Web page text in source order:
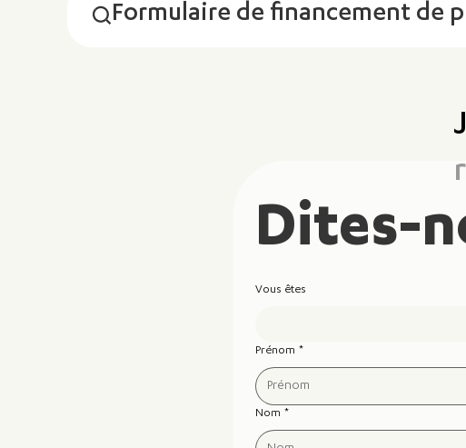
Formulaire de financement de
Dites-
Vous êtes
Prénom *
Nom *